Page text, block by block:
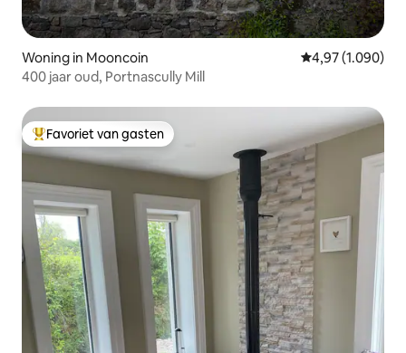
Woning in Mooncoin Gemiddelde
4,97 (1.090)
400 jaar oud, Portnascully Mill
Topfavoriet van gasten
Favoriet van gasten